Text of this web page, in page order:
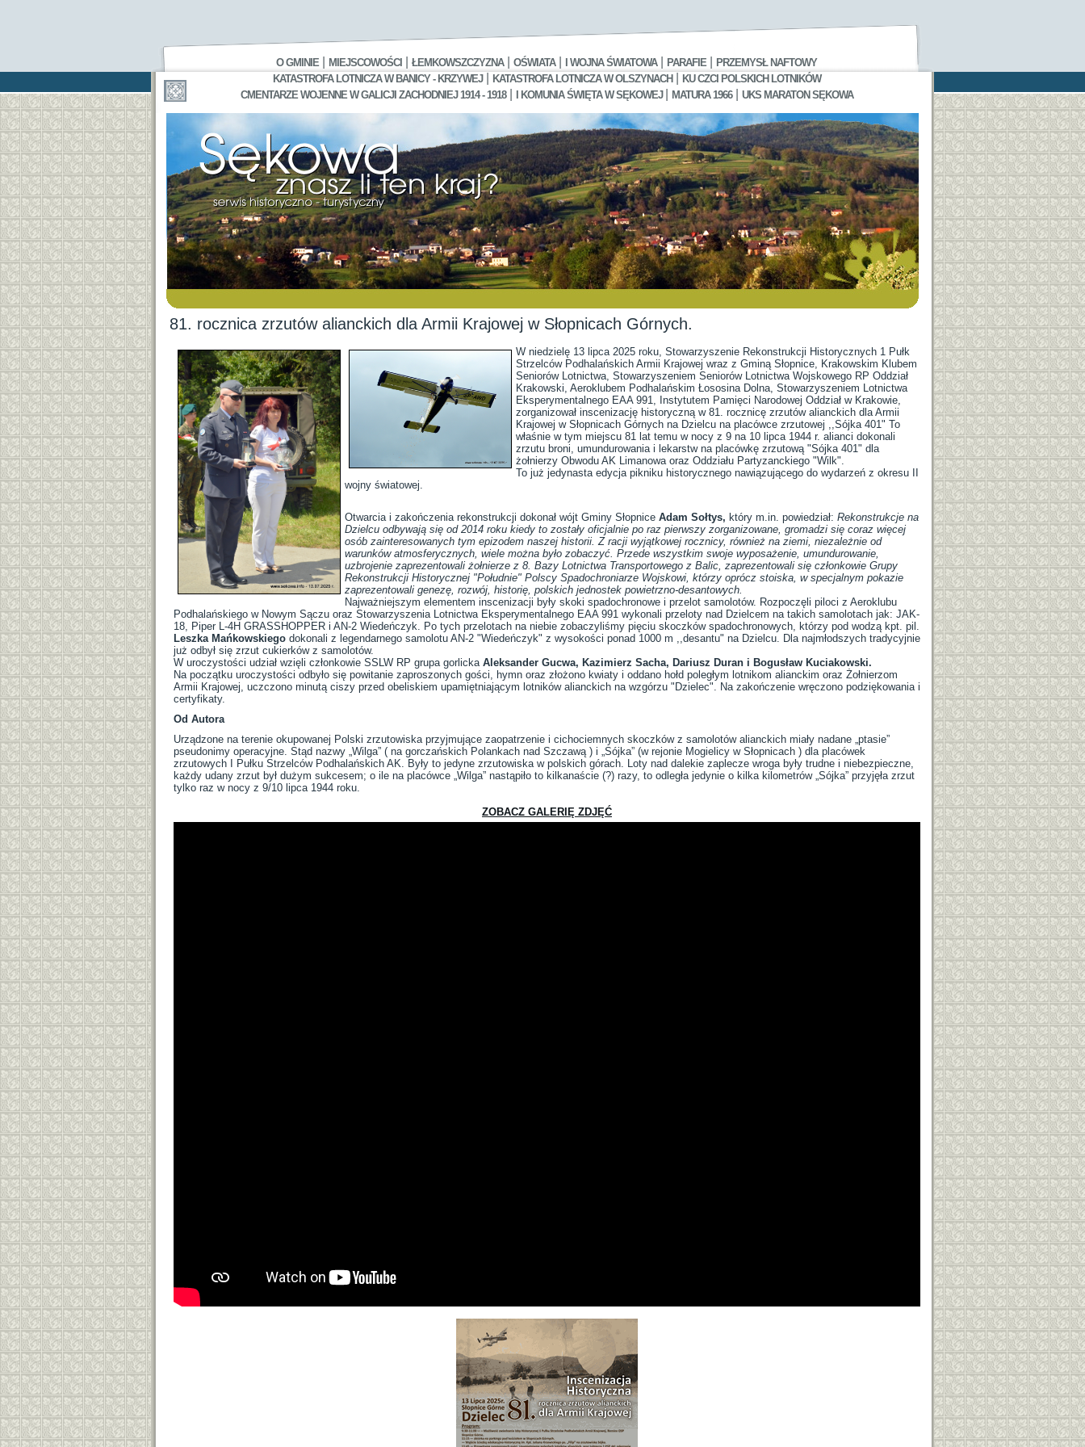
O GMINIE MIEJSCOWOŚCI ŁEMKOWSZCZYZNA| OŚWIATA| I WOJNA ŚWIATOWA| PARAFIE
PRZEMYSŁ NAFTOWY
KATASTROFA LOTNICZA W BANICY - KRZYWEJ| KATASTROFA LOTNICZA W OLSZYNACH|
KU CZCI POLSKICH LOTNIKÓW
CMENTARZE WOJENNE W GALICJI ZACHODNIEJ 1914 - 1918| I KOMUNIA ŚWIĘTA W SĘKOWEJ MATURA 1966| UKS MARATON SĘKOWA
81. rocznica zrzutów alianckich dla Armii Krajowej w Słopnicach Górnych.
W niedzielę 13 lipca 2025 roku, Stowarzyszenie Rekonstrukcji Historycznych 1 Pułk
Strzelców Podhalańskich Armii Krajowej wraz z Gminą Słopnice, Krakowskim Klubem
Seniorów Lotnictwa, Stowarzyszeniem Seniorów Lotnictwa Wojskowego RP Oddział
Krakowski, Aeroklubem Podhalańskim Łososina Dolna, Stowarzyszeniem Lotnictwa
Eksperymentalnego EAA 991, Instytutem Pamięci Narodowej Oddział w Krakowie,
zorganizował inscenizację historyczną w 81. rocznicę zrzutów alianckich dla Armii
Krajowej w Słopnicach Górnych na Dzielcu na placówce zrzutowej ,,Sójka 401" To
właśnie w tym miejscu 81 lat temu w nocy z 9 na 10 lipca 1944 r. alianci dokonali
zrzutu broni, umundurowania i lekarstw na placówkę zrzutową "Sójka 401" dla
żołnierzy Obwodu AK Limanowa oraz Oddziału Partyzanckiego "Wilk".
To już jedynasta edycja pikniku historycznego nawiązującego do wydarzeń z okresu II
wojny światowej.
Otwarcia i zakończenia rekonstrukcji dokonał wójt Gminy Słopnice Adam Sołtys, który m.in. powiedział: Rekonstrukcje na
Dzielcu odbywają się od 2014 roku kiedy to zostały oficjalnie po raz pierwszy zorganizowane, gromadzi się coraz więcej
osób zainteresowanych tym epizodem naszej historii. Z racji wyjątkowej rocznicy, również na ziemi, niezależnie od
warunków atmosferycznych, wiele można było zobaczyć. Przede wszystkim swoje wyposażenie, umundurowanie,
uzbrojenie zaprezentowali żołnierze z 8. Bazy Lotnictwa Transportowego z Balic, zaprezentowali się członkowie Grupy
Rekonstrukcji Historycznej "Południe" Polscy Spadochroniarze Wojskowi, którzy oprócz stoiska, w specjalnym pokazie
zaprezentowali genezę, rozwój, historię, polskich jednostek powietrzno-desantowych.
Najważniejszym elementem inscenizacji były skoki spadochronowe i przelot samolotów. Rozpoczęli piloci z Aeroklubu
Podhalańskiego w Nowym Sączu oraz Stowarzyszenia Lotnictwa Eksperymentalnego EAA 991 wykonali przeloty nad Dzielcem na takich samolotach jak: JAK-
18, Piper L-4H GRASSHOPPER i AN-2 Wiedeńczyk. Po tych przelotach na niebie zobaczyliśmy pięciu skoczków spadochronowych, którzy pod wodzą kpt. pil.
Leszka Mańkowskiego dokonali z legendarnego samolotu AN-2 "Wiedeńczyk" z wysokości ponad 1000 m ,,desantu" na Dzielcu. Dla najmłodszych tradycyjnie
już odbył się zrzut cukierków z samolotów.
W uroczystości udział wzięli członkowie SSLW RP grupa gorlickaAleksander Gucwa, Kazimierz Sacha, Dariusz Duran i Bogusław Kuciakowski.
Na początku uroczystości odbyło się powitanie zaproszonych gości, hymn oraz złożono kwiaty i oddano hołd poległym lotnikom alianckim oraz Żołnierzom
Armii Krajowej, uczczono minutą ciszy przed obeliskiem upamiętniającym lotników alianckich na wzgórzu "Dzielec". Na zakończenie wręczono podziękowania i
certyfikaty.
Od Autora
Urządzone na terenie okupowanej Polski zrzutowiska przyjmujące zaopatrzenie i cichociemnych skoczków z samolotów alianckich miały nadane „ptasie”
pseudonimy operacyjne. Stąd nazwy „Wilga” ( na gorczańskich Polankach nad Szczawą ) i „Sójka” (w rejonie Mogielicy w Słopnicach ) dla placówek
zrzutowych I Pułku Strzelców Podhalańskich AK. Były to jedyne zrzutowiska w polskich górach. Loty nad dalekie zaplecze wroga były trudne i niebezpieczne,
każdy udany zrzut był dużym sukcesem; o ile na placówce „Wilga” nastąpiło to kilkanaście (?) razy, to odległa jedynie o kilka kilometrów „Sójka” przyjęła zrzut
tylko raz w nocy z 9/10 lipca 1944 roku.
ZOBACZ GALERIĘ ZDJĘĆ